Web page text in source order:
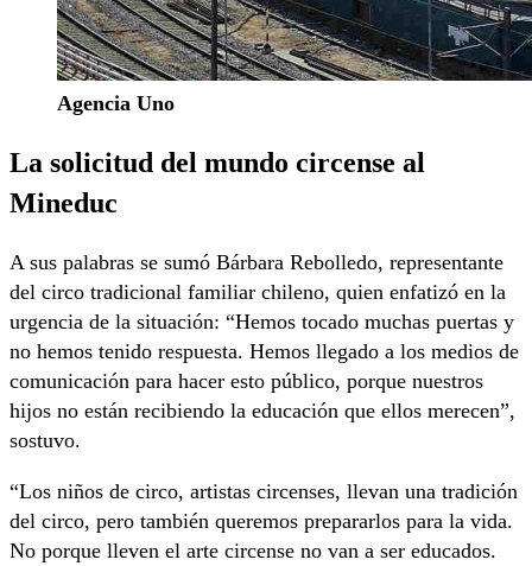
Agencia Uno
La solicitud del mundo circense al
Mineduc
A sus palabras se sumó Bárbara Rebolledo, representante
del circo tradicional familiar chileno, quien enfatizó en la
urgencia de la situación: “Hemos tocado muchas puertas y
no hemos tenido respuesta. Hemos llegado a los medios de
comunicación para hacer esto público, porque nuestros
hijos no están recibiendo la educación que ellos merecen”,
sostuvo.
“Los niños de circo, artistas circenses, llevan una tradición
del circo, pero también queremos prepararlos para la vida.
No porque lleven el arte circense no van a ser educados.